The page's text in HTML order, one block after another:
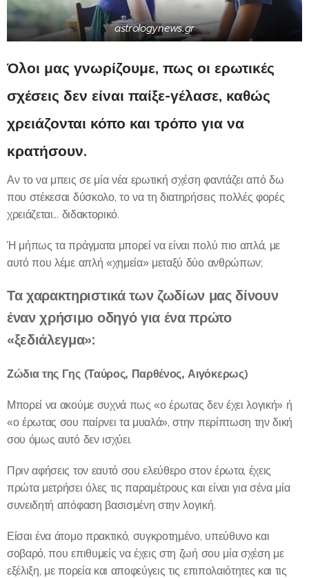
astrologynews.gr
Όλοι μας γνωρίζουμε, πως οι ερωτικές
σχέσεις δεν είναι παίξε-γέλασε, καθώς
χρειάζονται κόπο και τρόπο για να
κρατήσουν.
Αν το να μπεις σε μία νέα ερωτική σχέση φαντάζει από δω
που στέκεσαι δύσκολο, το να τη διατηρήσεις πολλές φορές
χρειάζεται... διδακτορικό.
Ή μήπως τα πράγματα μπορεί να είναι πολύ πιο απλά, με
αυτό που λέμε απλή «χημεία» μεταξύ δύο ανθρώπων;
Τα χαρακτηριστικά των ζωδίων μας δίνουν
έναν χρήσιμο οδηγό για ένα πρώτο
«ξεδιάλεγμα»:
Ζώδια της Γης (Ταύρος, Παρθένος, Αιγόκερως)
Μπορεί να ακούμε συχνά πως «ο έρωτας δεν έχει λογική» ή
«ο έρωτας σου παίρνει τα μυαλά», στην περίπτωση την δική
σου όμως αυτό δεν ισχύει.
Πριν αφήσεις τον εαυτό σου ελεύθερο στον έρωτα, έχεις
πρώτα μετρήσει όλες τις παραμέτρους και είναι για σένα μία
συνειδητή απόφαση βασισμένη στην λογική.
Είσαι ένα άτομο πρακτικό, συγκροτημένο, υπεύθυνο και
σοβαρό, που επιθυμείς να έχεις στη ζωή σου μία σχέση με
εξέλιξη, με πορεία και αποφεύγεις τις επιπολαιότητες και τις